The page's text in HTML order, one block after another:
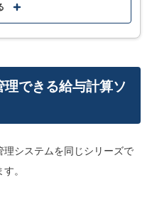
減され、他の重要な業務に時
利点であると感じています。
こちら
らゆる給与計算業務を
益計算書や決算書など
ストがかかる
できる給与計算ソ
理システムを同じシリーズで
。